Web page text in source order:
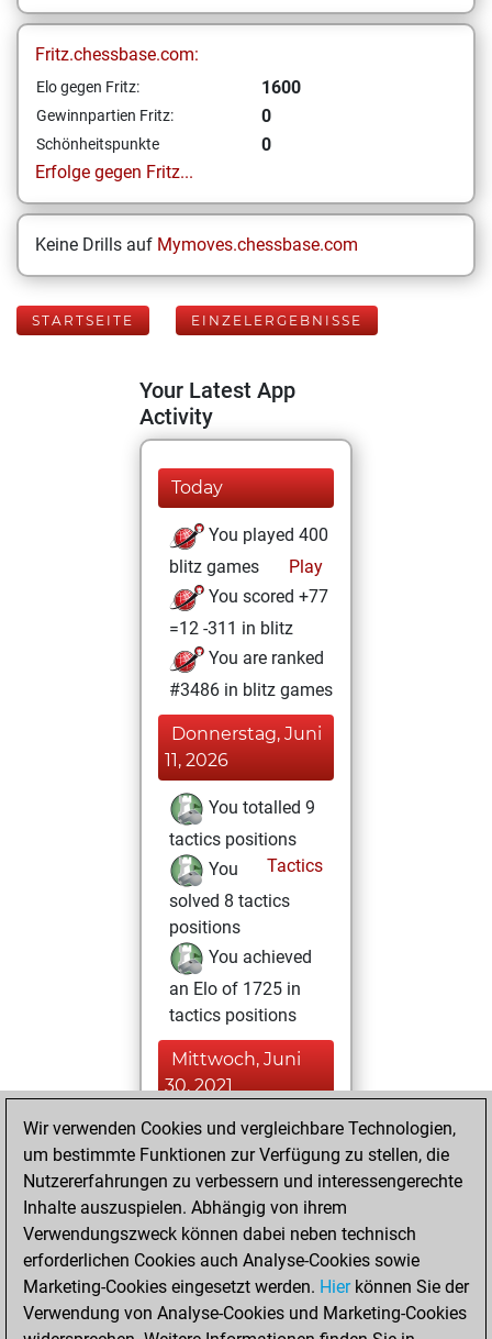
Fritz.chessbase.com:
Elo gegen Fritz: 1600
Gewinnpartien Fritz: 0
Schönheitspunkte
0
Erfolge gegen Fritz...
Keine Drills auf Mymoves.chessbase.com
STARTSEITE EINZELERGEBNISSE
Your Latest App
Activity
Today
You played 400
blitz games
Play
You scored +77
=12 -311 in blitz
You are ranked
#3486 in blitz games
Donnerstag, Juni
11, 2026
You totalled 9
tactics positions
Tactics
You
solved 8 tactics
positions
You achieved
an Elo of 1725 in
tactics positions
Mittwoch, Juni
30, 2021
You created
your Fritz account
Fritz
created your Studies
account
Studies
Samstag, Juni 8,
2019
Wir verwenden Cookies und vergleichbare Technologien,
um bestimmte Funktionen zur Verfügung zu stellen, die
Nutzererfahrungen zu verbessern und interessengerechte
Inhalte auszuspielen. Abhängig von ihrem
Verwendungszweck können dabei neben technisch
erforderlichen Cookies auch Analyse-Cookies sowie
Marketing-Cookies eingesetzt werden. Hierkönnen Sie der
Verwendung von Analyse-Cookies und Marketing-Cookies